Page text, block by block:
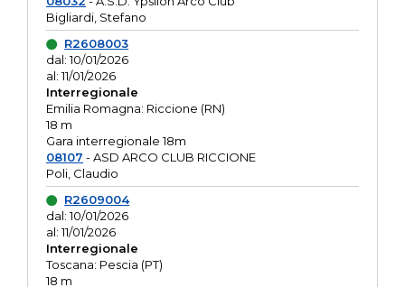
Bigliardi, Stefano
R2608003
dal: 10/01/2026
al: 11/01/2026
Interregionale
Emilia Romagna: Riccione (RN)
18 m
Gara interregionale 18m
08107 - ASD ARCO CLUB RICCIONE
Poli, Claudio
R2609004
dal: 10/01/2026
al: 11/01/2026
Interregionale
Toscana: Pescia (PT)
18 m